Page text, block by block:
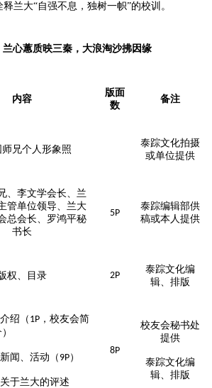
释兰大“自强不息，独树一帜”的校训。
兰心蕙质映三秦，大浪淘沙拂因缘
内容
版面
数
备注
兄个人形象照
泰踪文化拍摄
或单位提供
、李文学会长、兰
管单位领导、兰大
总会长、罗鸿平秘
书长
5P
泰踪编辑部供
稿或本人提供
权、目录 2P
泰踪文化编
辑、排版
介绍（ 1P ，校友会简
新闻、活动（ 9P）
于兰大的评述
8P
校友会秘书处
提供
泰踪文化编
辑、排版